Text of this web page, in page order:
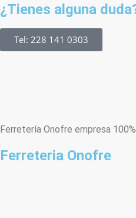
¿Tienes alguna
Tel: 228 141 0303
Ferretería Onofre empresa
Ferreteria Onofre